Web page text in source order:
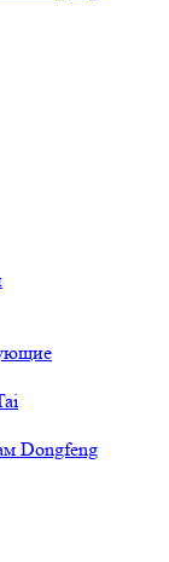
Dongfeng